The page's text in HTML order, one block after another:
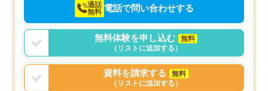
通話
無料 電話で問い合わせする
無料体験を申し込む
無料
（リストに追加する）
資料を請求する
無料
（リストに追加する）